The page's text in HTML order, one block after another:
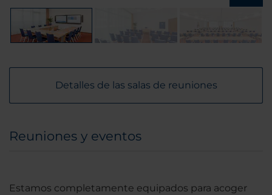
Detalles de las salas de reuniones
Reuniones y eventos
Estamos completamente equipados para acoger